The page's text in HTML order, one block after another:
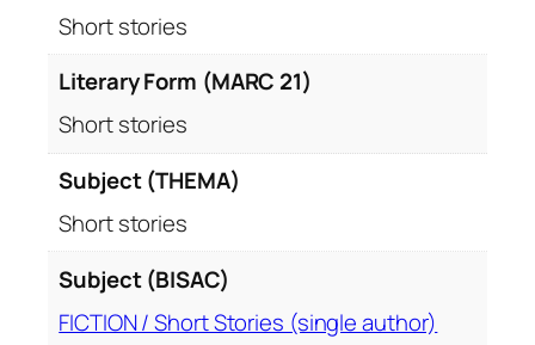
Short stories
Literary Form (MARC 21)
Short stories
Subject (THEMA)
Short stories
Subject (BISAC)
FICTION / Short Stories (single author)